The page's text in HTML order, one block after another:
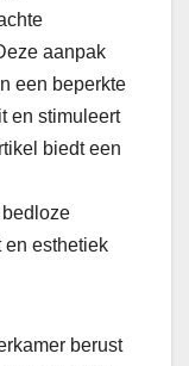
aanpak
een beperkte
en stimuleert
biedt een
en esthetiek
berust